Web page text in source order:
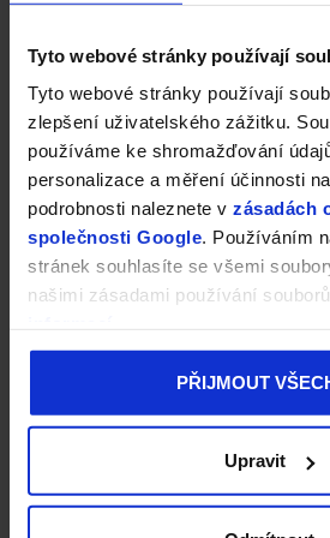
Tyto webové stránky používají
Tyto webové stránky používají
zlepšení uživatelského zážitku.
používáme ke shromažďování
personalizace a měření účinnosti
podrobnosti naleznete v zásadách
společnosti Google. Používáním
stránek souhlasíte se všemi
našimi zásadami používání
PŘIJMOUT
Upravit